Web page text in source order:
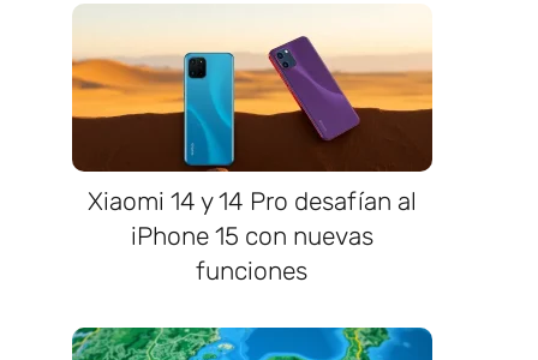
Xiaomi 14 y 14 Pro desafían al
iPhone 15 con nuevas
funciones